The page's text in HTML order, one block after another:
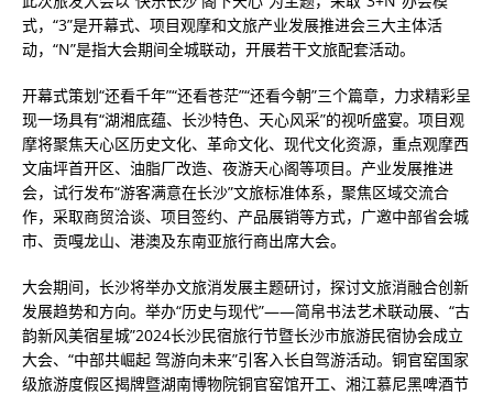
式，“3”是开幕式、项目观摩和文旅产业发展推进会三大主体活
动，“N”是指大会期间全城联动，开展若干文旅配套活动。
开幕式策划“还看千年”“还看苍茫”“还看今朝”三个篇章，力求精彩呈
现一场具有“湖湘底蕴、长沙特色、天心风采”的视听盛宴。项目观
摩将聚焦天心区历史文化、革命文化、现代文化资源，重点观摩西
文庙坪首开区、油脂厂改造、夜游天心阁等项目。产业发展推进
会，试行发布“游客满意在长沙”文旅标准体系，聚焦区域交流合
作，采取商贸洽谈、项目签约、产品展销等方式，广邀中部省会城
市、贡嘎龙山、港澳及东南亚旅行商出席大会。
大会期间，长沙将举办文旅消发展主题研讨，探讨文旅消融合创新
发展趋势和方向。举办“历史与现代”——简帛书法艺术联动展、“古
韵新风美宿星城”2024长沙民宿旅行节暨长沙市旅游民宿协会成立
大会、“中部共崛起 驾游向未来”引客入长自驾游活动。铜官窑国家
级旅游度假区揭牌暨湖南博物院铜官窑馆开工、湘江慕尼黑啤酒节